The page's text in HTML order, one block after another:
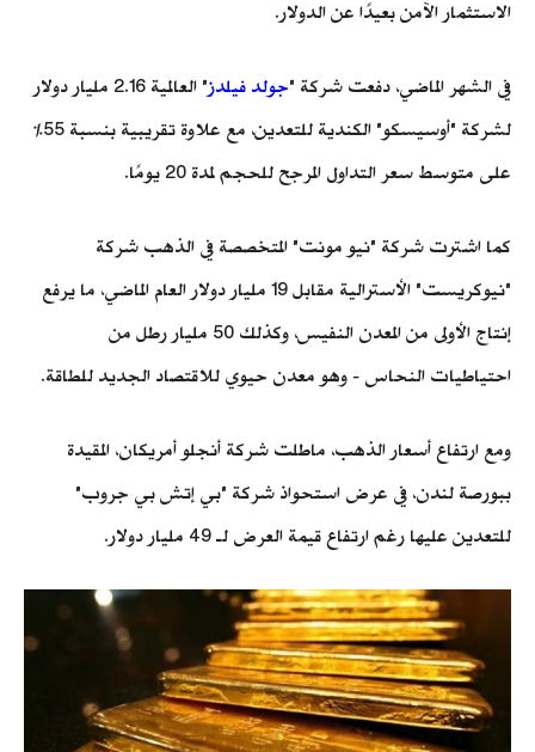
الاستثمار الآمن بعيدًا عن الدولار.
في الشهر الماضي، دفعت شركة "جولد فيلدز
" العالمية 2.16 مليار دولار
لشركة "أوسيسكو" الكندية للتعدين، مع علاوة تقريبية بنسبة 55%
على متوسط ​​سعر التداول المرجح للحجم لمدة 20 يومًا.
كما اشترت شركة "نيو مونت" المتخصصة في الذهب شركة
"نيوكريست" الأسترالية مقابل 19 مليار دولار العام الماضي، ما يرفع
إنتاج الأولى من المعدن النفيس، وكذلك 50 مليار رطل من
احتياطيات النحاس - وهو معدن حيوي للاقتصاد الجديد للطاقة.
ومع ارتفاع أسعار الذهب، ماطلت شركة أنجلو أمريكان، المقيدة
ببورصة لندن، في عرض استحواذ شركة "بي إتش بي جروب"
للتعدين عليها رغم ارتفاع قيمة العرض لـ 49 مليار دولار.